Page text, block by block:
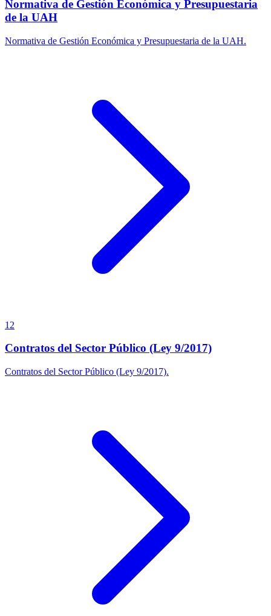
Normativa de Gestión Económica y Presupuestaria
de la UAH
Normativa de Gestión Económica y Presupuestaria de la UAH.
12
Contratos del Sector Público (Ley 9/2017)
Contratos del Sector Público (Ley 9/2017).